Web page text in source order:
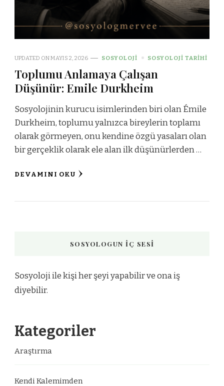
UPDATED ONMAYIS 2, 2026 SOSYOLOJI SOSYOLOJI TARIHI
Toplumu Anlamaya Çalışan
Düşünür: Emile Durkheim
Sosyolojinin kurucu isimlerinden biri olan Émile
Durkheim, toplumu yalnızca bireylerin toplamı
olarak görmeyen, onu kendine özgü yasaları olan
bir gerçeklik olarak ele alan ilk düşünürlerden …
DEVAMINI OKU
SOSYOLOGUN İÇ SESI
Sosyoloji ile kişi her şeyi yapabilir ve ona iş
diyebilir.
Kategoriler
Araştırma
Kendi Kalemimden